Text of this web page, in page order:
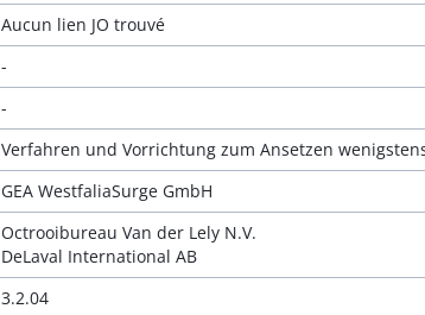
Aucun lien JO trouvé
-
-
Verfahren und Vorrichtung zum Ansetzen
GEA WestfaliaSurge GmbH
Octrooibureau Van der Lely N.V.
DeLaval International AB
3.2.04